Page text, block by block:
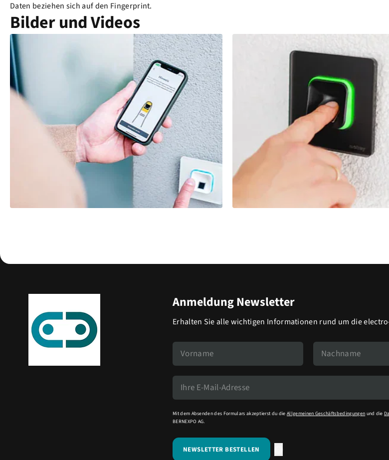
Daten beziehen sich auf den Fingerprint.
Bilder und Videos
Anmeldung Newsletter
Erhalten Sie alle wichtigen Informationen rund um die
Mit dem Absenden des Formulars akzeptierst du die Allgemeinen Geschäftsbedingungen und die
BERNEXPO AG.